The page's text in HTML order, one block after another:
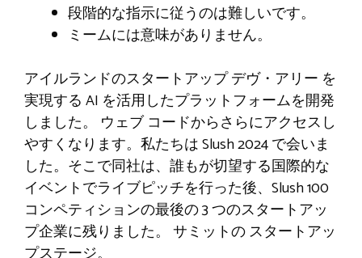
段階的な指示に従うのは難しいです。
ミームには意味がありません。
アイルランドのスタートアップデヴ・アリー を
実現する AI を活用したプラットフォームを開発
しました。 ウェブコードからさらにアクセスし
やすくなります。私たちは Slush 2024 で会いま
した。そこで同社は、誰もが切望する国際的な
イベントでライブピッチを行った後、Slush 100
コンペティションの最後の 3 つのスタートアッ
プ企業に残りました。 サミットのスタートアッ